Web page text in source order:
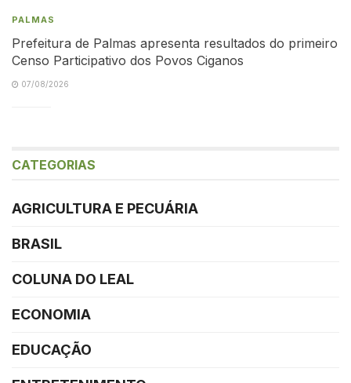
PALMAS
Prefeitura de Palmas apresenta resultados do primeiro
Censo Participativo dos Povos Ciganos
07/08/2026
CATEGORIAS
AGRICULTURA E PECUÁRIA
BRASIL
COLUNA DO LEAL
ECONOMIA
EDUCAÇÃO